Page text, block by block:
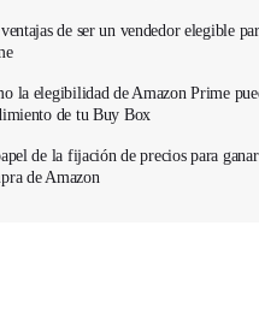
de ser un vendedor elegible
la elegibilidad de Amazon Prime
de tu Buy Box
de la fijación de precios para
de Amazon